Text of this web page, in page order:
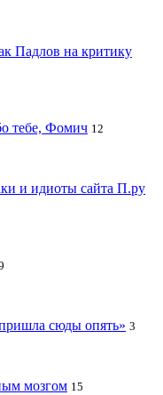
Падлов на критику
тебе, Фомич 12
и идиоты сайта П.ру
сюды опять» 3
мозгом 15